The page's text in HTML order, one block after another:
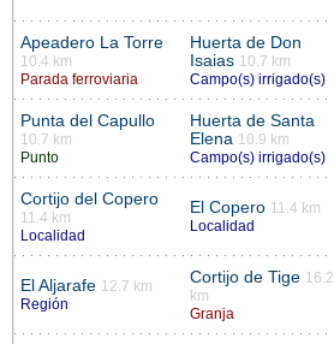
Apeadero La Torre
10.4 km
Parada ferroviaria
Huerta de Don
Isaias 10.7 km
Campo(s) irrigado(s)
Punta del Capullo
10.7 km
Punto
Huerta de Santa
Elena 10.9 km
Campo(s) irrigado(s)
Cortijo del Copero
11.4 km
Localidad
El Copero 11.4 km
Localidad
El Aljarafe 12.7 km
Región
Cortijo de Tige 16.2
km
Granja